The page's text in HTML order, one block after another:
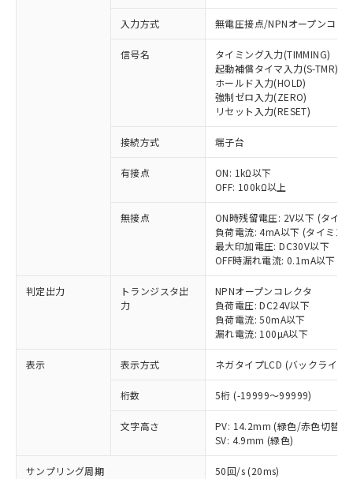
入力方式 無電圧接点/NPNオープンコレ
信号名
タイミング入力(TIMMING)
起動補償タイマ入力(S-TMR)
ホールド入力(HOLD)
強制ゼロ入力(ZERO)
リセット入力(RESET)
接続方式 端子台
有接点
ON: 1kΩ以下
OFF: 100kΩ以上
無接点
ON時残留電圧: 2V以下 (タイ
負荷電流: 4mA以下 (タイミン
最大印加電圧: DC30V以下
OFF時漏れ電流: 0.1mA以下 (
判定出力
トランジスタ出
力
NPNオープンコレクタ
負荷電圧: DC24V以下
負荷電流: 50mA以下
漏れ電流: 100µA以下
表示 表示方式 ネガタイプLCD (バックライト
桁数 5桁 (-19999～99999)
文字高さ
PV: 14.2mm (緑色/赤色切替)
SV: 4.9mm (緑色)
サンプリング周期 50回/s (20ms)
以下の条件をお読みいただき、同意のうえ
本サービスは、当社制御機器事業取扱
商品の当社在庫状況および標準価格
(税抜)を提供させていただくもので
当社制御機器事業取扱商品の中には、
本サービスの対象外となる商品もある
ことをご了承ください。
※1 対応状況
対応済み：EU RoHS指令（10物質）の
非含有に対応した製品が提供可能な商品で
対応予定：EU RoHS指令（10物質）の非含
有に対応した製品に切り替える予定のある
商品です。
対応予定なし：EU RoHS指令（10物質）の
非含有に非対応の商品で、対応品を出す予
調査・確認中：EU RoHS指令（10物質）の
非含有の対応状況を調査中または確認中の
非該当品：ライセンス料など無形物で、有
害物質有無と関係のない商品です。
仕入先様の事情により、非含有部品として
いたものが、含有品と判明した場合などや
「○」：最大均質材料含有率が中国RoHSの
基準値以下であることを示します。
「×」：最大均質材料含有率が中国RoHSの
基準値を超えていることを示します。
「－」：未確認です。当社販売部門へお問
当社は、これら貴社製品のうち、外国